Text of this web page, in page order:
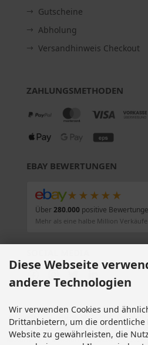
Gutscheine
Abholung
Versandhinweis Checkout
ZAHLUNGSMETHODEN
EBAY BEWERTUNGEN
★★★★★
Über280.000positive
Mehr als eine halbe Million Verkäufe
Alle Preise inkl. gesetzl. MwSt. zzgl.
entsprechen dem bisherigen Preis bei
Motorradteile & Motorrad Ersatzteile © 2026
Diese Webseite
andere Technologien
Wir verwenden Cookies und
Drittanbietern, um die ordentliche
Website zu gewährleisten, die